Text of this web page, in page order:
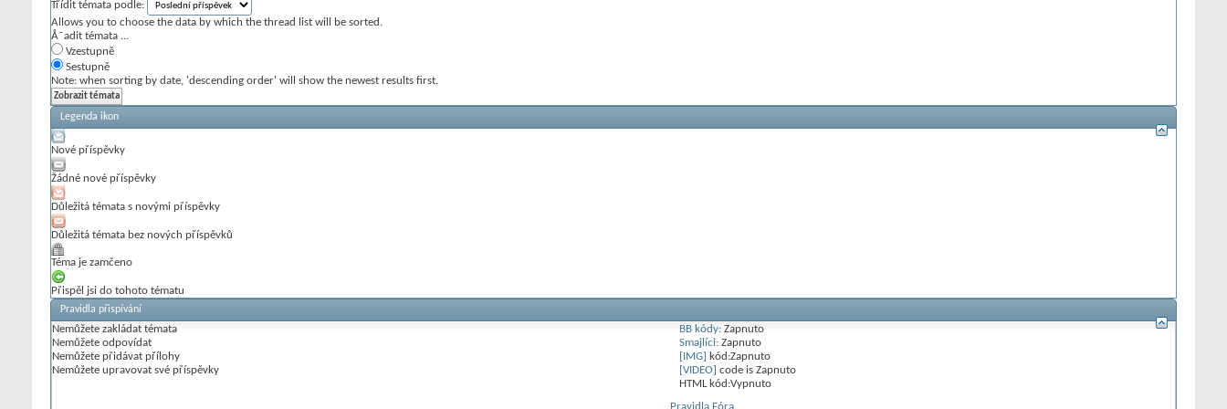
Třídit témata podle:
Allows you to choose the data by which the thread list will be sorted.
Å˜adit témata ...
Vzestupně
Sestupně
Note: when sorting by date, 'descending order' will show the newest results first.
Legenda ikon
Nové příspěvky
Žádné nové příspěvky
Důležitá témata s novými příspěvky
Důležitá témata bez nových příspěvků
Téma je zamčeno
Přispěl jsi do tohoto tématu
Pravidla přispívání
Nemůžete zakládat témata
Nemůžete odpovídat
Nemůžete přidávat přílohy
Nemůžete upravovat své příspěvky
BB kódy: Zapnuto
Smajlíci: Zapnuto
[IMG] kód:Zapnuto
[VIDEO] code is Zapnuto
HTML kód:Vypnuto